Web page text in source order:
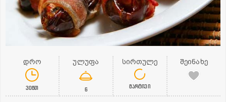
დრო
30წთ
ულუფა
6
სირთულე
მარტივი
შეინახე